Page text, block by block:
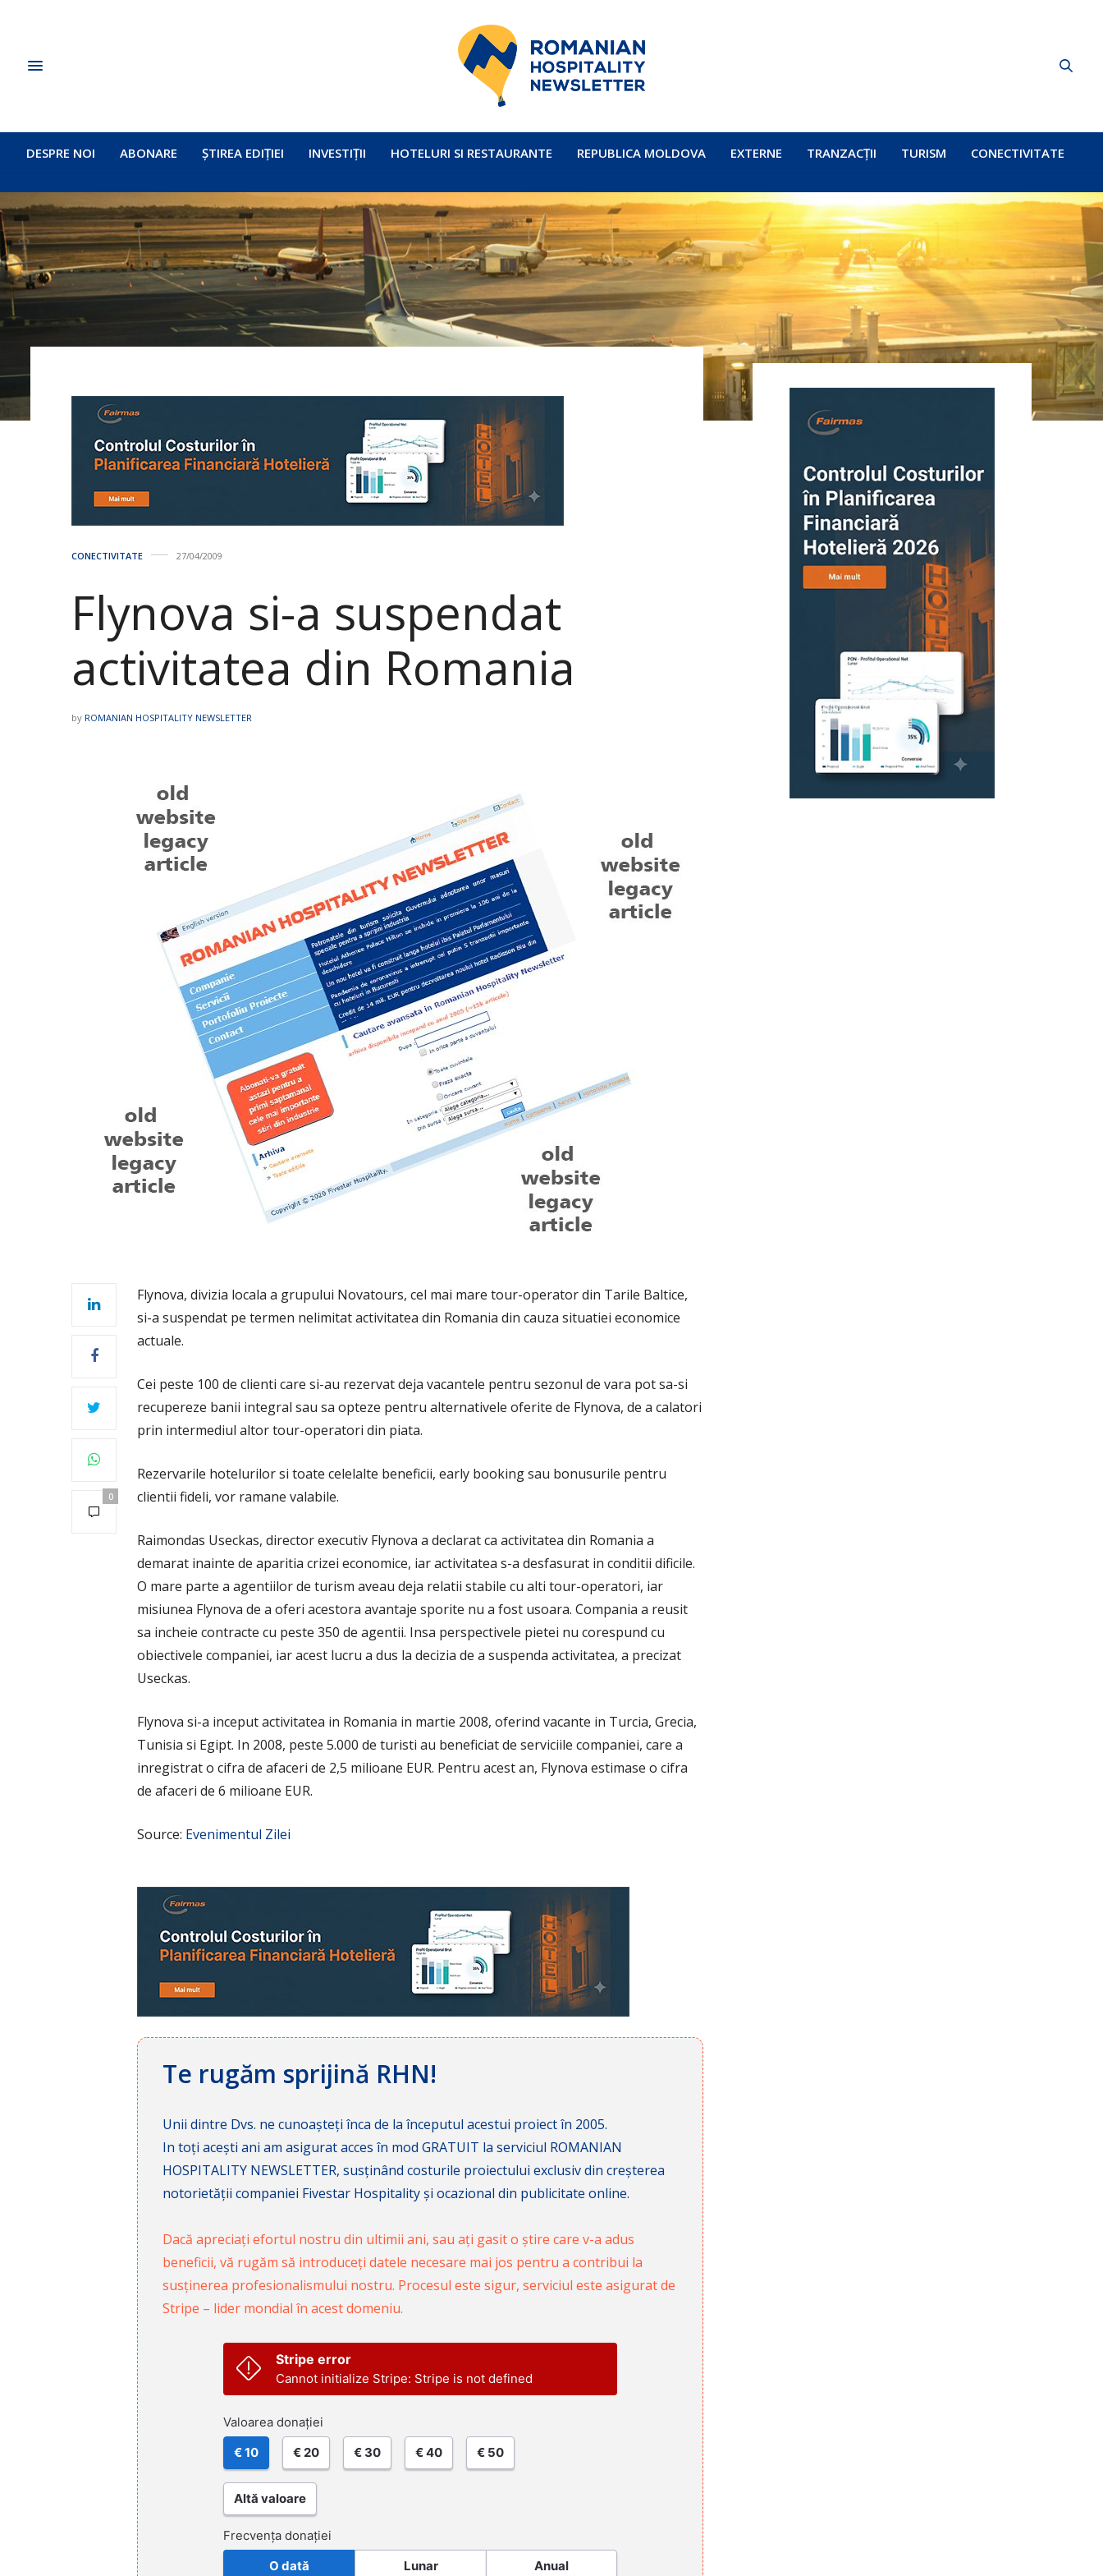
DESPRE NOI ABONARE ȘTIREA EDIȚIEI INVESTIȚII HOTELURI SI RESTAURANTE REPUBLICA MOLDOVA EXTERNE TRANZACȚII TURISM CONECTIVITATE
CONECTIVITATE 27/04/2009
Flynova si-a suspendat
activitatea din Romania
by ROMANIAN HOSPITALITY NEWSLETTER
0
Flynova, divizia locala a grupului Novatours, cel mai mare tour-operator din Tarile Baltice,
si-a suspendat pe termen nelimitat activitatea din Romania din cauza situatiei economice
actuale.
Cei peste 100 de clienti care si-au rezervat deja vacantele pentru sezonul de vara pot sa-si
recupereze banii integral sau sa opteze pentru alternativele oferite de Flynova, de a calatori
prin intermediul altor tour-operatori din piata.
Rezervarile hotelurilor si toate celelalte beneficii, early booking sau bonusurile pentru
clientii fideli, vor ramane valabile.
Raimondas Useckas, director executiv Flynova a declarat ca activitatea din Romania a
demarat inainte de aparitia crizei economice, iar activitatea s-a desfasurat in conditii dificile.
O mare parte a agentiilor de turism aveau deja relatii stabile cu alti tour-operatori, iar
misiunea Flynova de a oferi acestora avantaje sporite nu a fost usoara. Compania a reusit
sa incheie contracte cu peste 350 de agentii. Insa perspectivele pietei nu corespund cu
obiectivele companiei, iar acest lucru a dus la decizia de a suspenda activitatea, a precizat
Useckas.
Flynova si-a inceput activitatea in Romania in martie 2008, oferind vacante in Turcia, Grecia,
Tunisia si Egipt. In 2008, peste 5.000 de turisti au beneficiat de serviciile companiei, care a
inregistrat o cifra de afaceri de 2,5 milioane EUR. Pentru acest an, Flynova estimase o cifra
de afaceri de 6 milioane EUR.
Source: Evenimentul Zilei
Te rugăm sprijină RHN!
Unii dintre Dvs. ne cunoașteți înca de la începutul acestui proiect în 2005.
In toți acești ani am asigurat acces în mod GRATUIT la serviciul ROMANIAN
HOSPITALITY NEWSLETTER, susținând costurile proiectului exclusiv din creșterea
notorietății companiei Fivestar Hospitality și ocazional din publicitate online.
Dacă apreciați efortul nostru din ultimii ani, sau ați gasit o știre care v-a adus
beneficii, vă rugăm să introduceți datele necesare mai jos pentru a contribui la
susținerea profesionalismului nostru. Procesul este sigur, serviciul este asigurat de
Stripe – lider mondial în acest domeniu.
Stripe error
Cannot initialize Stripe: Stripe is not defined
Valoarea donației
€ 10 € 20 € 30 € 40 € 50
Altă valoare
Frecvența donației
O dată Lunar Anual